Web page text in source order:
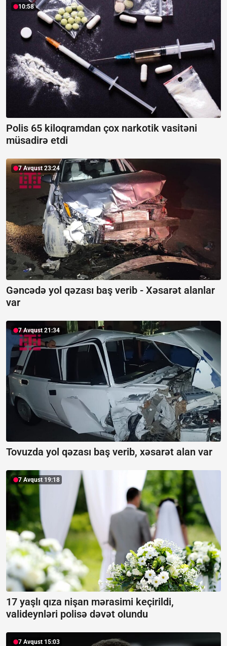
10:58
Polis 65 kiloqramdan çox narkotik vasitəni
müsadirə etdi
7 Avqust 23:24
Gəncədə yol qəzası baş verib - Xəsarət alanlar
var
7 Avqust 21:34
Tovuzda yol qəzası baş verib, xəsarət alan var
7 Avqust 19:18
17 yaşlı qıza nişan mərasimi keçirildi,
valideynləri polisə dəvət olundu
7 Avqust 15:03